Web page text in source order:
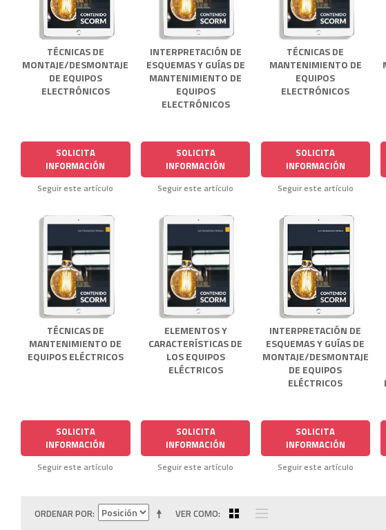
TÉCNICAS DE
MONTAJE/DESMONTAJE
DE EQUIPOS
ELECTRÓNICOS
SOLICITA
INFORMACIÓN
Seguir este artículo
INTERPRETACIÓN DE
ESQUEMAS Y GUÍAS DE
MANTENIMIENTO DE
EQUIPOS
ELECTRÓNICOS
SOLICITA
INFORMACIÓN
Seguir este artículo
TÉCNICAS DE
MANTENIMIENTO DE
EQUIPOS
ELECTRÓNICOS
SOLICITA
INFORMACIÓN
Seguir este artículo
TÉCNICAS DE
MANTENIMIENTO DE
EQUIPOS ELÉCTRICOS
SOLICITA
INFORMACIÓN
Seguir este artículo
ELEMENTOS Y
CARACTERÍSTICAS DE
LOS EQUIPOS
ELÉCTRICOS
SOLICITA
INFORMACIÓN
Seguir este artículo
INTERPRETACIÓN DE
ESQUEMAS Y GUÍAS DE
MONTAJE/DESMONTAJE
DE EQUIPOS
ELÉCTRICOS
SOLICITA
INFORMACIÓN
Seguir este artículo
VER COMO
ORDENAR POR